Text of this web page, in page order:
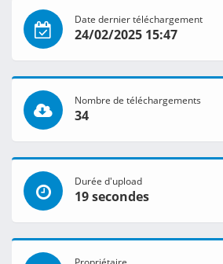
Date dernier téléchargement
24/02/2025 15:47
Nombre de téléchargements
34
Durée d'upload
19 secondes